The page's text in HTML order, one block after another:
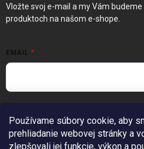
Používame súbory cookie, aby
prehliadanie webovej stránky a
zlepšovali jej funkcie, výkon a
Vložte svoj e-mail a my Vám
produktoch na našom e-shope.
EMAIL
údajov
Prihlásiť sa